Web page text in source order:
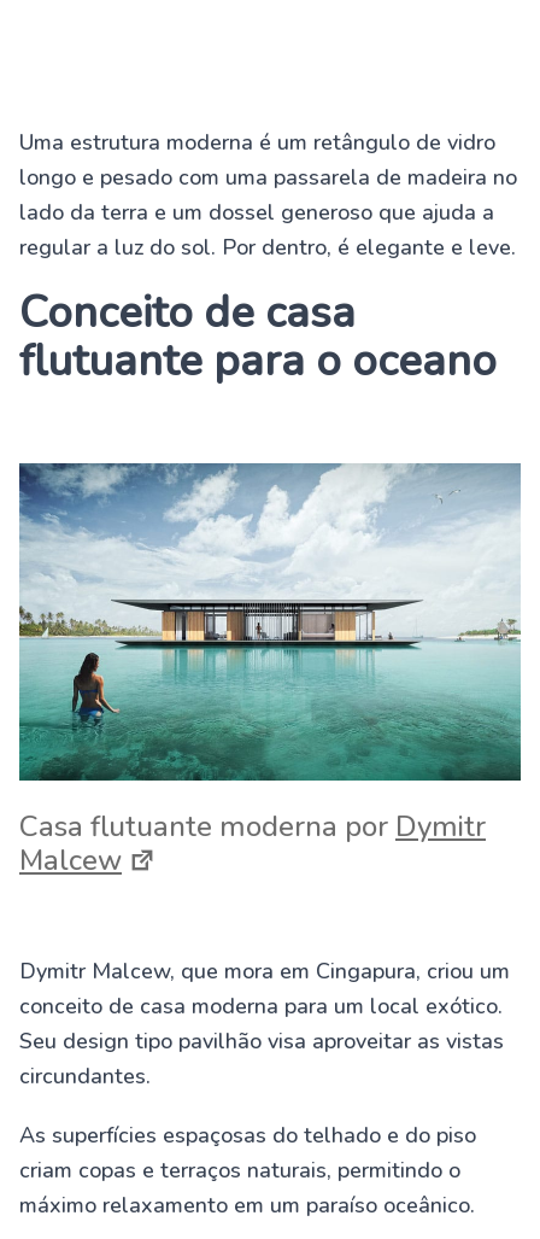
Uma estrutura moderna é um retângulo de vidro
longo e pesado com uma passarela de madeira no
lado da terra e um dossel generoso que ajuda a
regular a luz do sol. Por dentro, é elegante e leve.
Conceito de casa
flutuante para o oceano
Casa flutuante moderna por Dymitr
Malcew
Dymitr Malcew, que mora em Cingapura, criou um
conceito de casa moderna para um local exótico.
Seu design tipo pavilhão visa aproveitar as vistas
circundantes.
As superfícies espaçosas do telhado e do piso
criam copas e terraços naturais, permitindo o
máximo relaxamento em um paraíso oceânico.